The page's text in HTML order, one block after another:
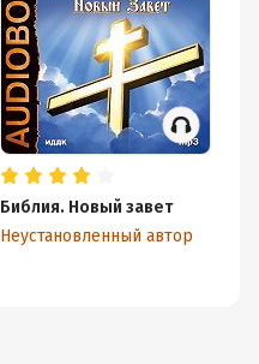
Библия. Новый завет
Неустановленный автор